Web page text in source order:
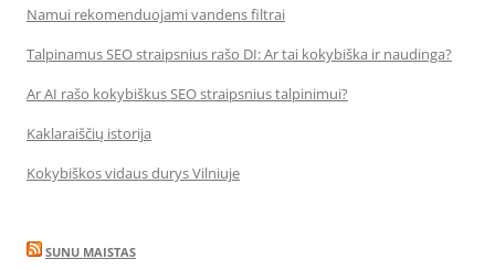
Namui rekomenduojami vandens filtrai
Talpinamus SEO straipsnius rašo DI: Ar tai kokybiška ir naudinga?
Ar AI rašo kokybiškus SEO straipsnius talpinimui?
Kaklaraiščių istorija
Kokybiškos vidaus durys Vilniuje
SUNU MAISTAS